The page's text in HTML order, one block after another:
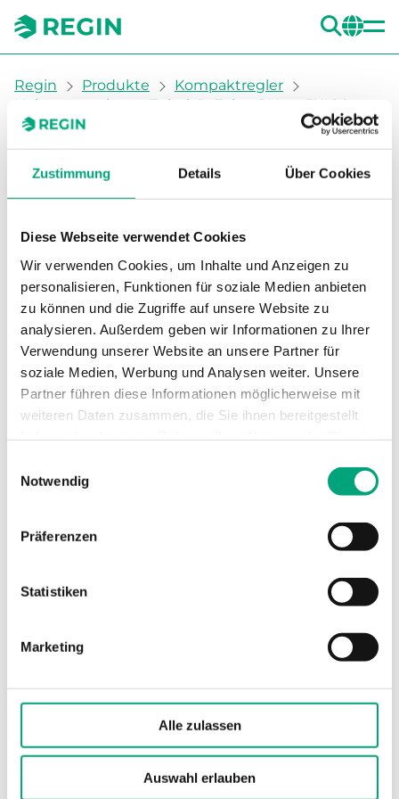
Zustimmung Details Über Cookies
Diese Webseite verwendet Cookies
Wir verwenden Cookies, um Inhalte und Anzeigen zu
personalisieren, Funktionen für soziale Medien anbieten
zu können und die Zugriffe auf unsere Website zu
analysieren. Außerdem geben wir Informationen zu Ihrer
Verwendung unserer Website an unsere Partner für
soziale Medien, Werbung und Analysen weiter. Unsere
Partner führen diese Informationen möglicherweise mit
weiteren Daten zusammen, die Sie ihnen bereitgestellt
Notwendig
Präferenzen
Statistiken
Marketing
Alle zulassen
Auswahl erlauben
You are here:
Regin Produkte
Kompaktregler
Heizungsregler
Zubehör Exigo RU
EXIGO-
INST-SET – Exigo Installationsset
Zeige
REGIN
EXIGO-INST-SET – Exigo
Installationsset
Kabeldurchführung 4 x M20 und 2 x M16,
Verbindungsklemme 1 x 5-fach